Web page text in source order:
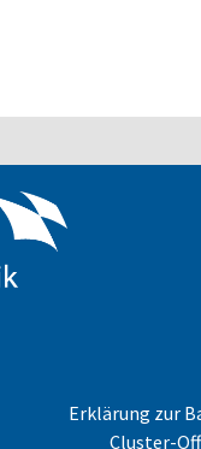
Erklärung zur
Cluster-